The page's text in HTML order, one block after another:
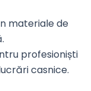
materiale de
profesioniști
casnice.